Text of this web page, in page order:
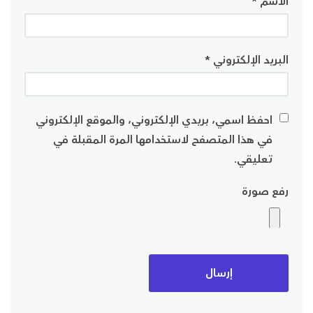
البريد الإلكتروني*
احفظ اسمي، بريدي الإلكتروني، والموقع الإلكتروني
في هذا المتصفح لاستخدامها المرة المقبلة في
تعليقي.
رفع صورة